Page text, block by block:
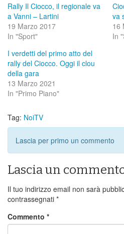
Rally Il Ciocco, il regionale va
a Vanni – Lartini
19 Marzo 2017
In "Sport"
va
16
In
I verdetti del primo atto del
rally del Ciocco. Oggi il clou
della gara
13 Marzo 2021
In "Primo Piano"
Tag: NoiTV
Lascia per primo un commento
Lascia un
Il tuo indirizzo email non sarà
contrassegnati *
Commento *